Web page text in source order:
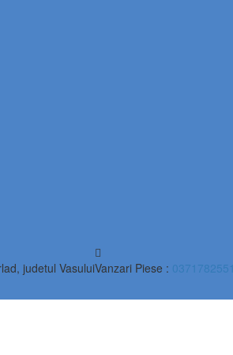
Vanzari Piese : 0371782551
judetul Vasului